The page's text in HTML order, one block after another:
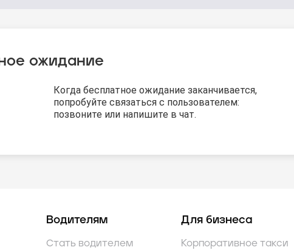
ожидание
Когда бесплатное ожидание заканчивается,
попробуйте связаться с пользователем:
позвоните или напишите в чат.
Водителям
Стать водителем
Для бизнеса
Корпоративное такси